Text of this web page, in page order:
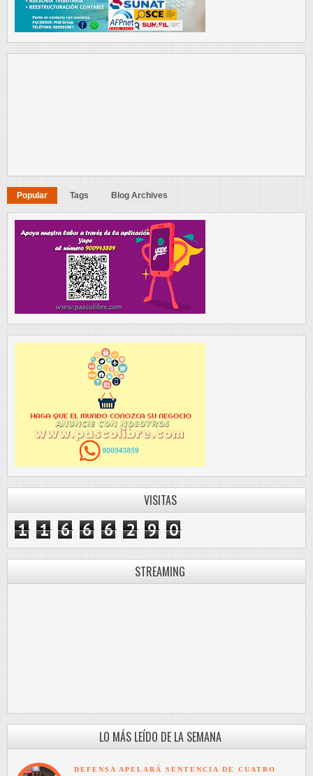
Popular Tags Blog Archives
VISITAS
1 1 6 6 6 2 9 0
STREAMING
LO MÁS LEÍDO DE LA SEMANA
DEFENSA APELARÁ SENTENCIA DE CUATRO